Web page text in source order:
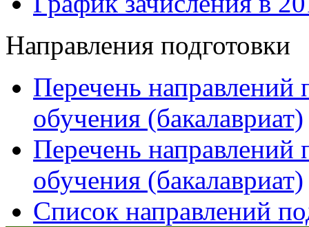
Направления подготовки
Перечень
обучения (бакалавриат)
Перечень
обучения (бакалавриат)
Список направлений